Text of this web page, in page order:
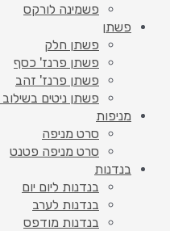
פשמינה לורקס
פשתן
פשתן חלק
פשתן פרנז' כסף
פשתן פרנז' זהב
פשתן ניטים
מניפות
סרט מניפה
סרט מניפה פטנט
בנדנות
בנדנות ליום יום
בנדנות לערב
בנדנות מודפס